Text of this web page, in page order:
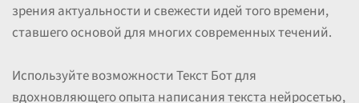
зрения актуальности и свежести идей того времени,
ставшего основой для многих современных течений.
Используйте возможности Текст Бот для
вдохновляющего опыта написания текста нейросетью,